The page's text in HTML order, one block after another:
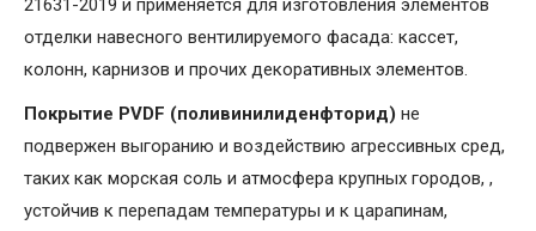
21631-2019 и применяется для изготовления элементов
отделки навесного вентилируемого фасада: кассет,
колонн, карнизов и прочих декоративных элементов.
Покрытие PVDF (поливинилиденфторид) не
подвержен выгоранию и воздействию агрессивных сред,
таких как морская соль и атмосфера крупных городов, ,
устойчив к перепадам температуры и к царапинам,